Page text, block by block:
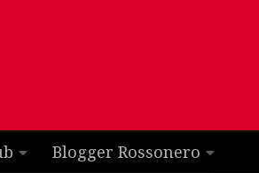
Blogger Rossonero